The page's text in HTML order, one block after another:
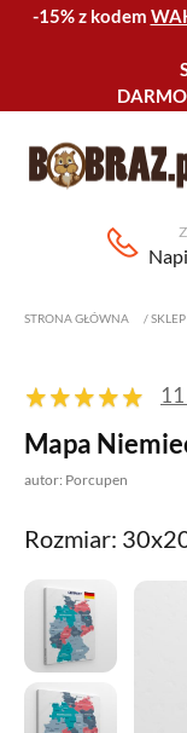
-15% z kodem
STRONA GŁÓWNA /
Mapa
autor: Porcupen
Rozmiar: